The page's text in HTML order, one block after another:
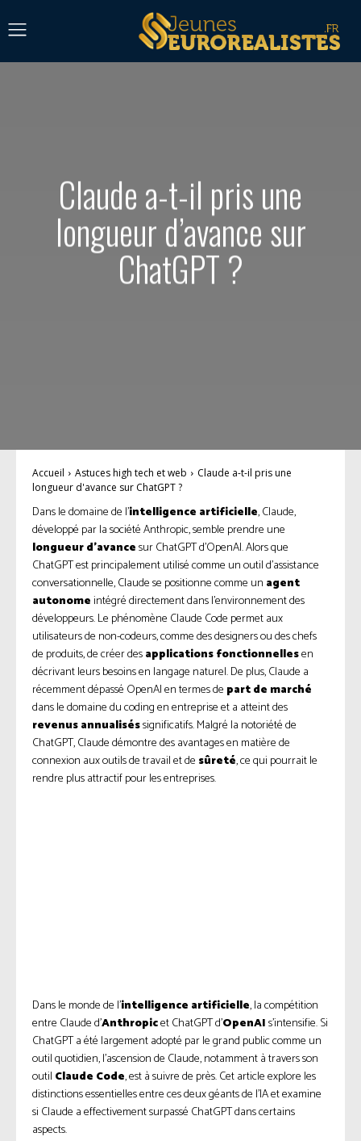
Claude a-t-il pris une
longueur d’avance sur
ChatGPT ?
Accueil Astuces high tech et web
Claude a-t-il pris une
longueur d'avance sur ChatGPT ?
Dans le domaine de l’intelligence artificielle, Claude,
développé par la société Anthropic, semble prendre une
longueur d’avancesur ChatGPT d’OpenAI. Alors que
ChatGPT est principalement utilisé comme un outil d’assistance
conversationnelle, Claude se positionne comme un agent
autonomeintégré directement dans l’environnement des
développeurs. Le phénomène Claude Code permet aux
utilisateurs de non-codeurs, comme des designers ou des chefs
de produits, de créer desapplications fonctionnellesen
décrivant leurs besoins en langage naturel. De plus, Claude a
récemment dépassé OpenAI en termes de part de marché
dans le domaine du coding en entreprise et a atteint des
revenus annualiséssignificatifs. Malgré la notoriété de
ChatGPT, Claude démontre des avantages en matière de
connexion aux outils de travail et de sûreté, ce qui pourrait le
rendre plus attractif pour les entreprises.
Dans le monde de l’intelligence artificielle, la compétition
entre Claude d’Anthropicet ChatGPT d’OpenAIs’intensifie. Si
ChatGPT a été largement adopté par le grand public comme un
outil quotidien, l’ascension de Claude, notamment à travers son
outil Claude Code, est à suivre de près. Cet article explore les
distinctions essentielles entre ces deux géants de l’IA et examine
si Claude a effectivement surpassé ChatGPT dans certains
aspects.